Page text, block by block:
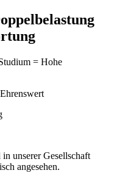
= Hohe
unserer Gesellschaft
angesehen.